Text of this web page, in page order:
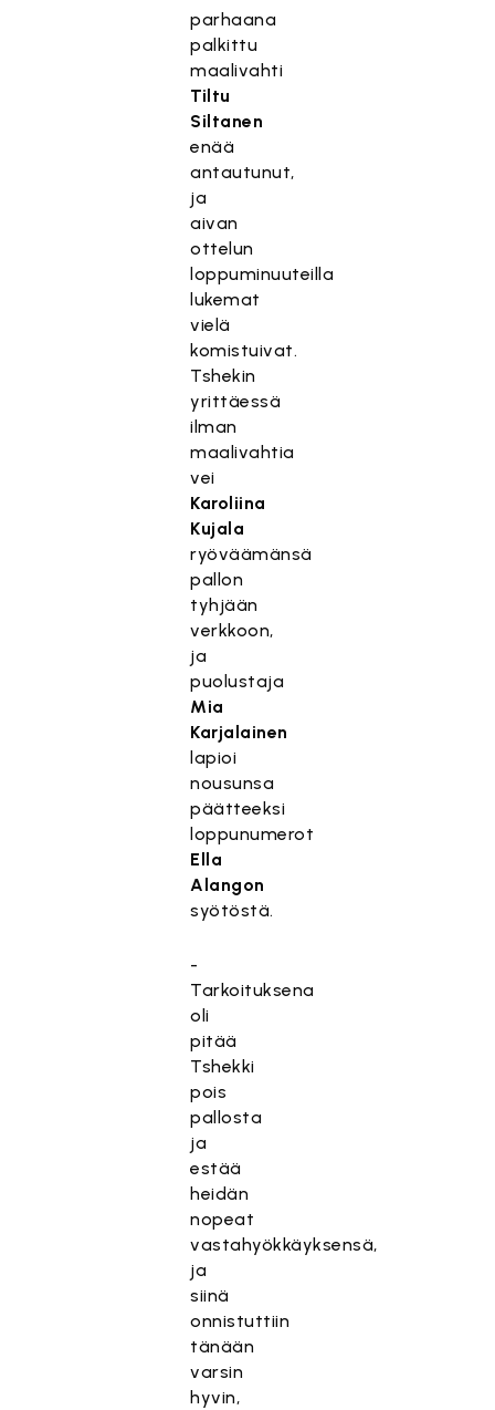
parhaana
palkittu
maalivahti
Tiltu
Siltanen
enää
antautunut,
ja
aivan
ottelun
loppuminuuteilla
lukemat
vielä
komistuivat.
Tshekin
yrittäessä
ilman
maalivahtia
vei
Karoliina
Kujala
ryöväämänsä
pallon
tyhjään
verkkoon,
ja
puolustaja
Mia
Karjalainen
lapioi
nousunsa
päätteeksi
loppunumerot
Ella
Alangon
syötöstä.
-
Tarkoituksena
oli
pitää
Tshekki
pois
pallosta
ja
estää
heidän
nopeat
vastahyökkäyksensä,
ja
siinä
onnistuttiin
tänään
varsin
hyvin,